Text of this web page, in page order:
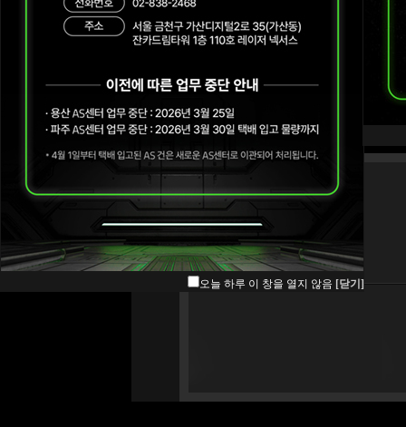
오늘 하루 이 창을 열지 않음 [닫기]